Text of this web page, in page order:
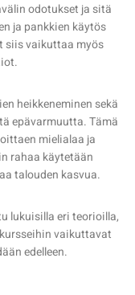
odotukset ja sitä
ja pankkien käytös
siis vaikuttaa myös
heikkeneminen sekä
epävarmuutta. Tämä
mielialaa ja
rahaa käytetään
talouden kasvua.
lukuisilla eri teorioilla,
vaikuttavat
edelleen.